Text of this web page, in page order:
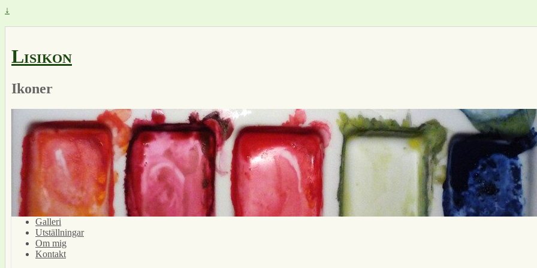
↓
Lisikon
Ikoner
Galleri
Utställningar
Om mig
Kontakt